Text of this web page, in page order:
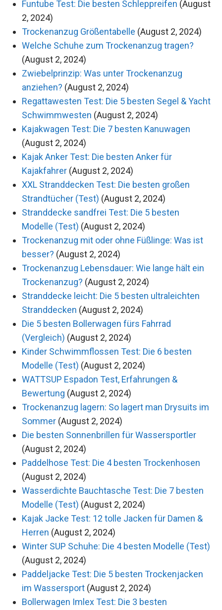
Funtube Test: Die besten Schleppreifen (August
2, 2024)
Trockenanzug Größentabelle (August 2, 2024)
Welche Schuhe zum Trockenanzug tragen?
(August 2, 2024)
Zwiebelprinzip: Was unter Trockenanzug
anziehen? (August 2, 2024)
Regattawesten Test: Die 5 besten Segel & Yacht
Schwimmwesten (August 2, 2024)
Kajakwagen Test: Die 7 besten Kanuwagen
(August 2, 2024)
Kajak Anker Test: Die besten Anker für
Kajakfahrer (August 2, 2024)
XXL Stranddecken Test: Die besten großen
Strandtücher (Test) (August 2, 2024)
Stranddecke sandfrei Test: Die 5 besten
Modelle (Test) (August 2, 2024)
Trockenanzug mit oder ohne Füßlinge: Was ist
besser? (August 2, 2024)
Trockenanzug Lebensdauer: Wie lange hält ein
Trockenanzug? (August 2, 2024)
Stranddecke leicht: Die 5 besten ultraleichten
Stranddecken (August 2, 2024)
Die 5 besten Bollerwagen fürs Fahrrad
(Vergleich) (August 2, 2024)
Kinder Schwimmflossen Test: Die 6 besten
Modelle (Test) (August 2, 2024)
WATTSUP Espadon Test, Erfahrungen &
Bewertung (August 2, 2024)
Trockenanzug lagern: So lagert man Drysuits im
Sommer (August 2, 2024)
Die besten Sonnenbrillen für Wassersportler
(August 2, 2024)
Paddelhose Test: Die 4 besten Trockenhosen
(August 2, 2024)
Wasserdichte Bauchtasche Test: Die 7 besten
Modelle (Test) (August 2, 2024)
Kajak Jacke Test: 12 tolle Jacken für Damen &
Herren (August 2, 2024)
Winter SUP Schuhe: Die 4 besten Modelle (Test)
(August 2, 2024)
Paddeljacke Test: Die 5 besten Trockenjacken
im Wassersport (August 2, 2024)
Bollerwagen Imlex Test: Die 3 besten